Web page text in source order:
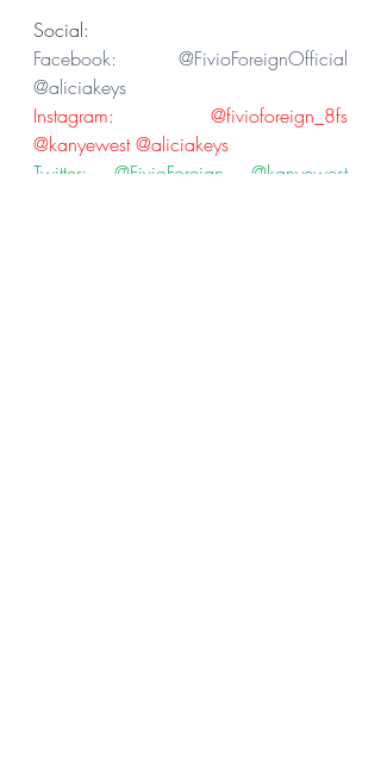
Social:
Facebook: @FivioForeignOfficial
@aliciakeys
Instagram: @fivioforeign_8fs
@kanyewest @aliciakeys
Twitter: @FivioForeign @kanyewest